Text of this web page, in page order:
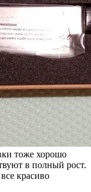
тоже хорошо
в полный рост.
красиво